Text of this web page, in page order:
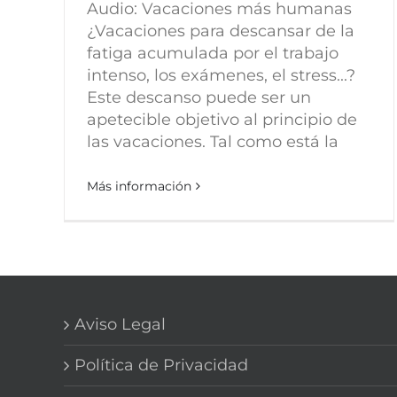
Audio: Vacaciones más humanas
¿Vacaciones para descansar de la
fatiga acumulada por el trabajo
intenso, los exámenes, el stress...?
Este descanso puede ser un
apetecible objetivo al principio de
las vacaciones. Tal como está la
Más información
Aviso Legal
Política de Privacidad